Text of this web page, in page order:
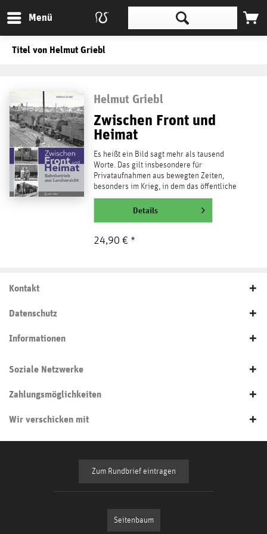
Menü
Titel von Helmut Griebl
Helmut Griebl
Zwischen Front und
Heimat
Es heißt ein Bild sagt mehr als tausend
Worte. Das gilt insbesondere für
Privataufnahmen aus bewegten Zeiten,
besonders im Krieg, in dem das öffentliche
Bild der Dinge von...
weiterlesenDetails
24,90 € *
Kontakt
Datenschutz
Informationen
Soziale Netzwerke
Zahlungsmöglichkeiten
Wir verschicken mit
Zum Rundbrief eintragen
Seitenbaum